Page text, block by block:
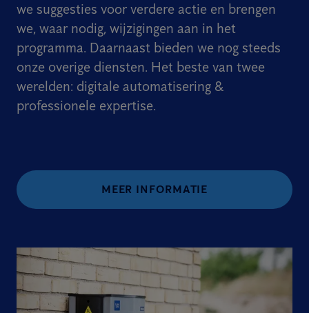
we suggesties voor verdere actie en brengen
we, waar nodig, wijzigingen aan in het
programma. Daarnaast bieden we nog steeds
onze overige diensten. Het beste van twee
werelden: digitale automatisering &
professionele expertise.
MEER INFORMATIE